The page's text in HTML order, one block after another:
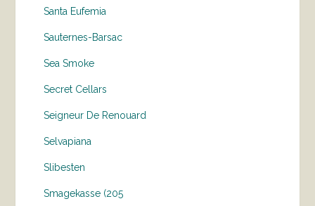
Santa Eufemia
Sauternes-Barsac
Sea Smoke
Secret Cellars
Seigneur De Renouard
Selvapiana
Slibesten
Smagekasse (205